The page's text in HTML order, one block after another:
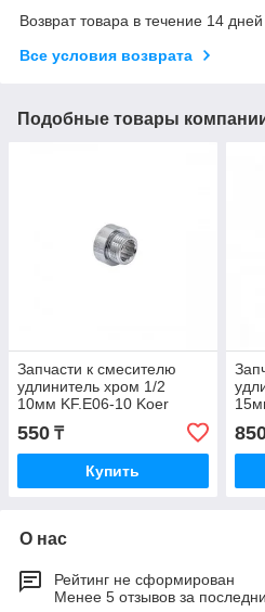
Возврат товара в течение 14
Все условия возврата
Подобные товары
Запчасти к смесителю
удлинитель хром 1/2
10мм KF.E06-10 Koer
550 ₸
Купить
О нас
Рейтинг не сформирован
Менее 5 отзывов за